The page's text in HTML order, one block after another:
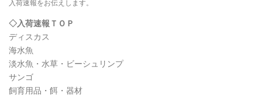
入荷速報をお伝えします。
◇入荷速報ＴＯＰ
ディスカス
海水魚
淡水魚・水草・ビーシュリンプ
サンゴ
飼育用品・餌・器材